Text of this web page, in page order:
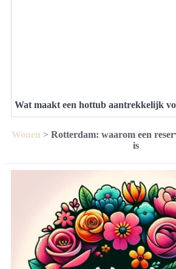
Wat maakt een hottub aantrekkelijk
Wonen > Rotterdam: waarom een
is